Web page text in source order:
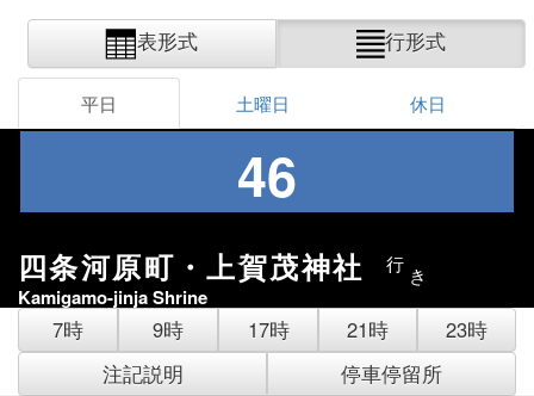
表形式 行形式
平日 土曜日 休日
46
四条河原町・上賀茂神社 行 き
Kamigamo-jinja Shrine
7時 9時 17時 21時
23時
注記説明
停車停留所